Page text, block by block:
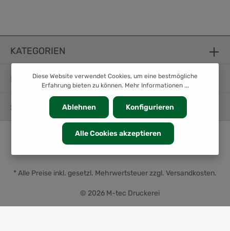
KATEGORIEN
INFORMATION
SERVICE
© 2026 M-tec Druckerei
* Alle Preise inkl. gesetzl. Mehrwertsteuer zzgl. Versandkosten.
Diese Website verwendet Cookies, um eine bestmögliche
Erfahrung bieten zu können. Mehr Informationen ...
Ablehnen Konfigurieren
Alle Cookies akzeptieren